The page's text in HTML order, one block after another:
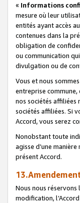
« Informations
mesure où leur
entités ayant accès
contenues dans la
obligation de
ou communication
divulgation ou de
Vous et nous
entreprise
nos sociétés affiliées
sociétés affiliées. Si
Accord, vous serez
Nonobstant toute
agisse d’une
présent Accord.
Nous nous
modification,